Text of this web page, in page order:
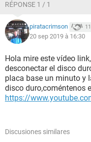
RÉPONSE 1 / 1
piratacrimson
20 sep 2019 à 16:30
Hola mire este vídeo
desconectar el disco
placa base un minuto y
disco duro,coméntenos
https://
Discusiones similares